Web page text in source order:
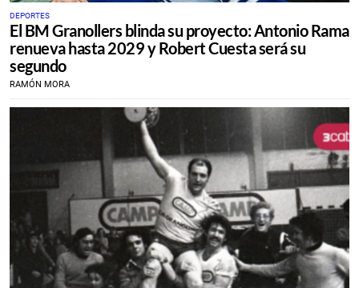
DEPORTES
El BM Granollers blinda su proyecto: Antonio Rama
renueva hasta 2029 y Robert Cuesta será su
segundo
RAMÓN MORA